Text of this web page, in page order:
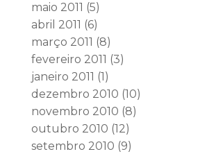
maio 2011 (5)
abril 2011 (6)
março 2011 (8)
fevereiro 2011 (3)
janeiro 2011 (1)
dezembro 2010 (10)
novembro 2010 (8)
outubro 2010 (12)
setembro 2010 (9)